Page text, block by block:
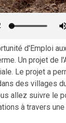
d'Emploi
Un projet de
Le projet a
des villages
allez suivre le
à travers